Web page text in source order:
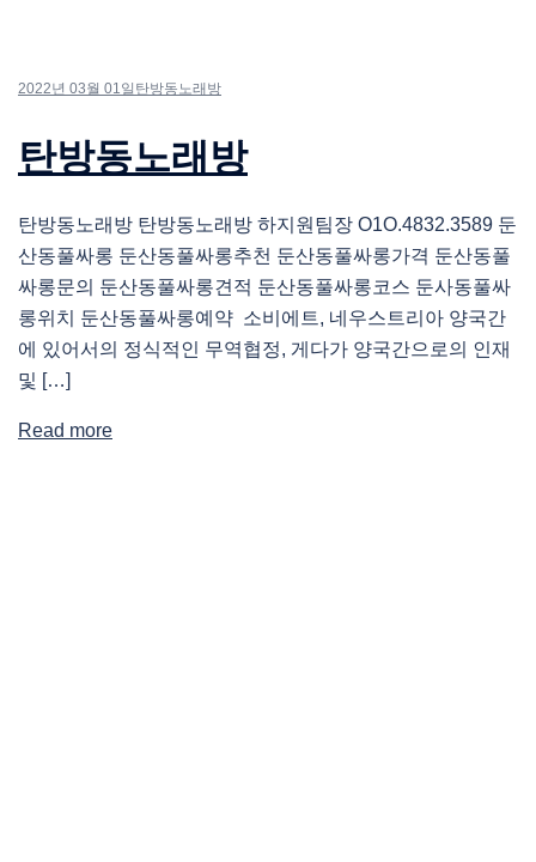
2022년 03월 01일 탄방동노래방
탄방동노래방
탄방동노래방 탄방동노래방 하지원팀장 O1O.4832.3589 둔
산동풀싸롱 둔산동풀싸롱추천 둔산동풀싸롱가격 둔산동풀
싸롱문의 둔산동풀싸롱견적 둔산동풀싸롱코스 둔사동풀싸
롱위치 둔산동풀싸롱예약 소비에트, 네우스트리아 양국간
에 있어서의 정식적인 무역협정, 게다가 양국간으로의 인재
및 […]
Read more